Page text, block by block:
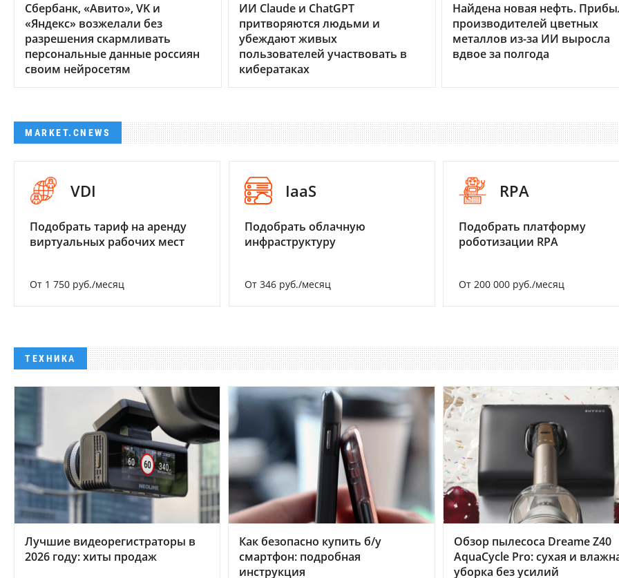
Сбербанк, «Авито», VK и
«Яндекс» возжелали без
разрешения скармливать
персональные данные россиян
своим нейросетям
ИИ Claude и ChatGPT
притворяются людьми и
убеждают живых
пользователей участвовать в
кибератаках
Найдена новая нефть.
производителей цветных
металлов из-за ИИ выросла
вдвое за полгода
MARKET.CNEWS
VDI
Подобрать тариф на аренду
виртуальных рабочих мест
От 1 750 руб./месяц
IaaS
Подобрать облачную
инфраструктуру
От 346 руб./месяц
RPA
Подобрать платформу
роботизации RPA
От 200 000 руб./месяц
ТЕХНИКА
Лучшие видеорегистраторы в
2026 году: хиты продаж
Как безопасно купить б/у
смартфон: подробная
инструкция
Обзор пылесоса Dreame Z40
AquaCycle Pro: сухая и
уборка без усилий